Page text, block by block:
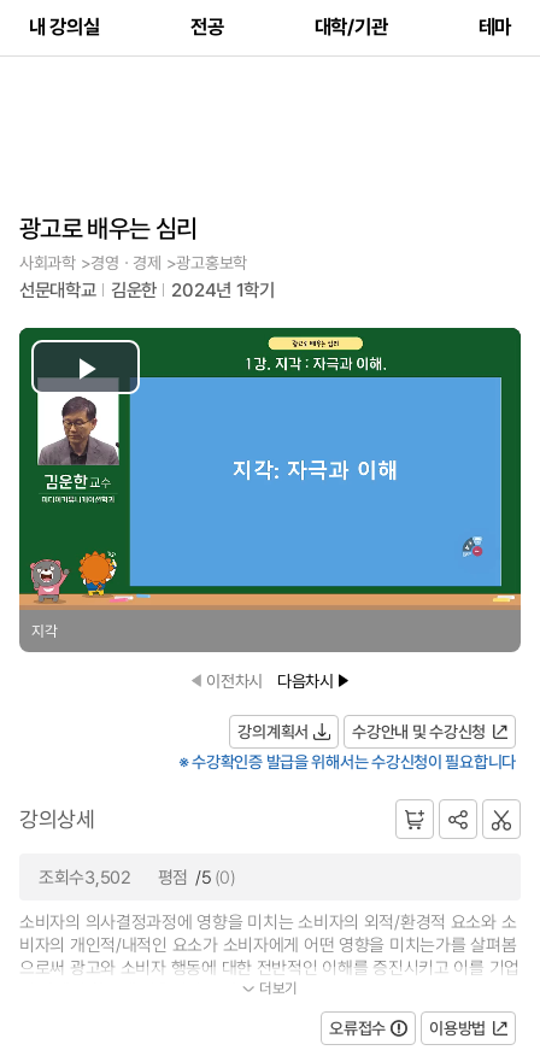
내 강의실 전공 대학/기관 테마
광고로 배우는 심리
사회과학 >경영ㆍ경제 >광고홍보학
선문대학교 김운한 2024년 1학기
Play
Video
지각
이전차시 다음차시
강의계획서
수강안내 및 수강신청
※ 수강확인증 발급을 위해서는 수강신청이 필요합니다
강의상세
조회수3,502 평점 /5 (0)
소비자의 의사결정과정에 영향을 미치는 소비자의 외적/환경적 요소와 소
비자의 개인적/내적인 요소가 소비자에게 어떤 영향을 미치는가를 살펴봄
으로써 광고와 소비자 행동에 대한 전반적인 이해를 증진시키고 이를 기업
의 마케팅 활동에 적용시키는 방... 더보기
오류접수 이용방법